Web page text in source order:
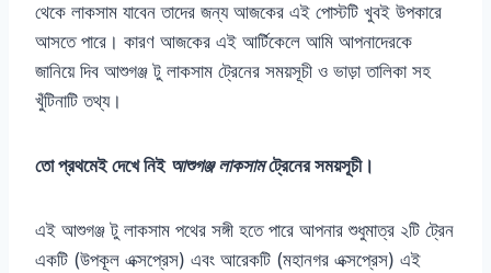
থেকে লাকসাম যাবেন তাদের জন্য আজকের এই পোস্টটি খুবই উপকারে
আসতে পারে। কারণ আজকের এই আর্টিকেলে আমি আপনাদেরকে
জানিয়ে দিব আশুগঞ্জ টু লাকসাম ট্রেনের সময়সূচী ও ভাড়া তালিকা সহ
খুঁটিনাটি তথ্য।
তো প্রথমেই দেখে নিই আশুগঞ্জ লাকসামট্রেনের সময়সূচী।
এই আশুগঞ্জ টু লাকসাম পথের সঙ্গী হতে পারে আপনার শুধুমাত্র ২টি ট্রেন
একটি (উপকূল এক্সপ্রেস) এবং আরেকটি (মহানগর এক্সপ্রেস) এই